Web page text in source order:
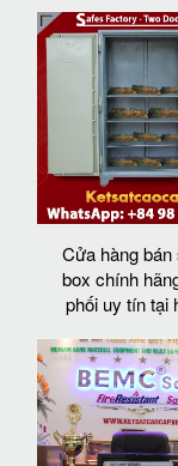
Cửa hàng bán
box chính
phối uy tín tại